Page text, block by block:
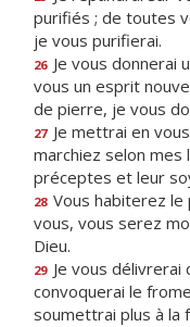
purifiés ; de toutes
je vous purifierai.
26 Je vous donnerai
vous un esprit
de pierre, je vous
27 Je mettrai en
marchiez selon mes
préceptes et leur
28 Vous habiterez le
vous, vous serez
Dieu.
29 Je vous
convoquerai le
soumettrai plus à la